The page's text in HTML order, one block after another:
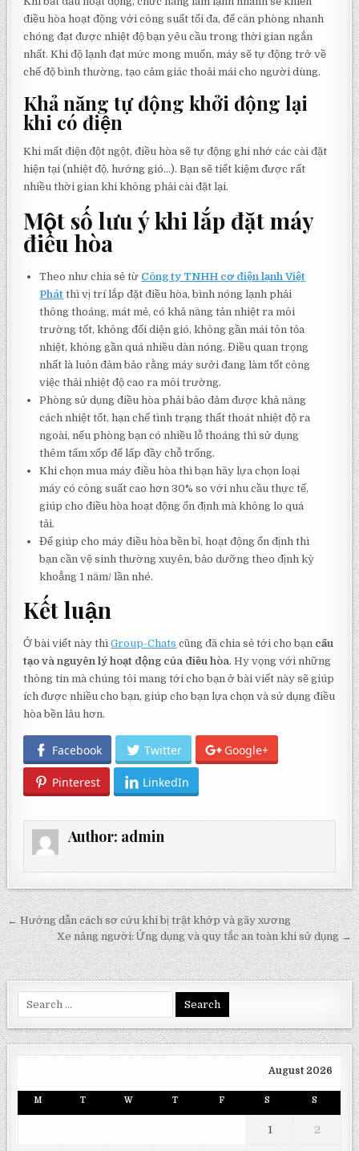
điều hòa hoạt động với công suất tối đa, để căn phòng nhanh
chóng đạt được nhiệt độ bạn yêu cầu trong thời gian ngắn
nhất. Khi độ lạnh đạt mức mong muốn, máy sẽ tự động trở về
chế độ bình thường, tạo cảm giác thoải mái cho người dùng.
Khả năng tự động khởi động lại
khi có điện
Khi mất điện đột ngột, điều hòa sẽ tự động ghi nhớ các cài đặt
hiện tại (nhiệt độ, hướng gió…). Bạn sẽ tiết kiệm được rất
nhiều thời gian khi không phải cài đặt lại.
Một số lưu ý khi lắp đặt máy
điều hòa
Theo như chia sẻ từ Công ty TNHH cơ điện lạnh Việt
Phát thì vị trí lắp đặt điều hòa, bình nóng lạnh phải
thông thoáng, mát mẻ, có khả năng tản nhiệt ra môi
trường tốt, không đối diện gió, không gần mái tôn tỏa
nhiệt, không gần quá nhiều dàn nóng. Điều quan trọng
nhất là luôn đảm bảo rằng máy sưởi đang làm tốt công
việc thải nhiệt độ cao ra môi trường.
Phòng sử dụng điều hòa phải bảo đảm được khả năng
cách nhiệt tốt, hạn chế tình trạng thất thoát nhiệt độ ra
ngoài, nếu phòng bạn có nhiều lỗ thoáng thì sử dụng
thêm tấm xốp để lấp đầy chỗ trống.
Khi chọn mua máy điều hòa thì bạn hãy lựa chọn loại
máy có công suất cao hơn 30% so với nhu cầu thực tế,
giúp cho điều hòa hoạt động ổn định mà không lo quá
tải.
Để giúp cho máy điều hòa bền bỉ, hoạt động ổn định thì
bạn cần vệ sinh thường xuyên, bảo dưỡng theo định kỳ
khoẳng 1 năm/ lần nhé.
Kết luận
Ở bài viết này thìGroup-Chats cũng đã chia sẻ tới cho bạn cấu
tạo và nguyên lý hoạt động của điều hòa. Hy vọng với những
thông tin mà chúng tôi mang tới cho bạn ở bài viết này sẽ giúp
ích được nhiều cho bạn, giúp cho bạn lựa chọn và sử dụng điều
hòa bền lâu hơn.
Facebook Twitter Google+
Pinterest LinkedIn
Author: admin
Post
navigation
← Hướng dẫn cách sơ cứu khi bị trật khớp và gãy xương
Xe nâng người: Ứng dụng và quy tắc an toàn khi sử dụng →
August 2026
M T W T F S S
1 2